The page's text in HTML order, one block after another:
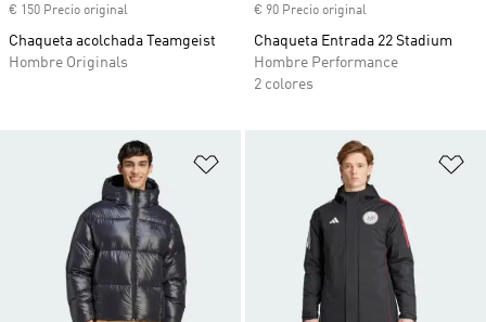
€ 150 Precio original
Chaqueta acolchada Teamgeist
Hombre Originals
€ 90 Precio original
Chaqueta Entrada 22 Stadium
Hombre Performance
2 colores
Añadir a la lista de deseos